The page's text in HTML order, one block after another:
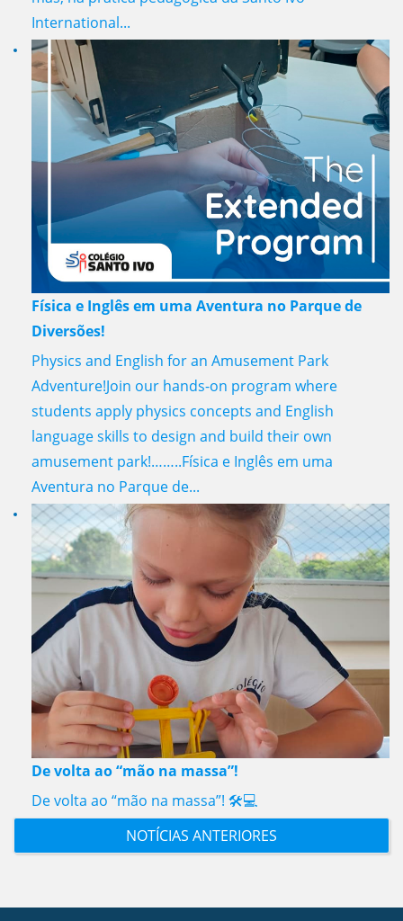
International...
Física e Inglês em uma Aventura no Parque de
Diversões!
Physics and English for an Amusement Park
Adventure!Join our hands-on program where
students apply physics concepts and English
language skills to design and build their own
amusement park!……..Física e Inglês em uma
Aventura no Parque de...
De volta ao “mão na massa”!
De volta ao “mão na massa”! 🛠️💻
NOTÍCIAS ANTERIORES